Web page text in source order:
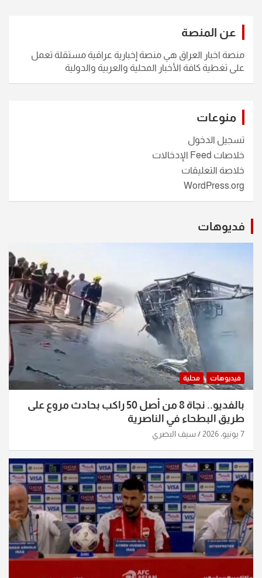
عن المنصة
منصة اخبار العراق هي منصة إخبارية عراقية مستقلة تعمل
على تغطية كافة الأخبار المحلية والعربية والدولية
منوعات
تسجيل الدخول
خلاصات Feed الإدخالات
خلاصة التعليقات
WordPress.org
فديوهات
فيديوهات محلية
بالفديو.. نجاة 8 من أصل 50 راكب بحادث مروع على
طريق البطحاء في الناصرية
7 يونيو، 2026 سيف البصري